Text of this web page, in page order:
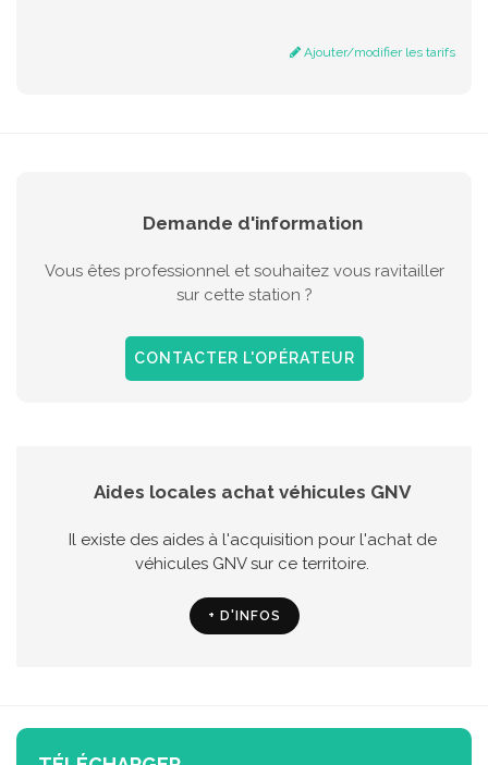
Ajouter/modifier les tarifs
Demande d'information
Vous êtes professionnel et souhaitez vous ravitailler
sur cette station ?
CONTACTER L'OPÉRATEUR
Aides locales achat véhicules GNV
Il existe des aides à l'acquisition pour l'achat de
véhicules GNV sur ce territoire.
+ D'INFOS